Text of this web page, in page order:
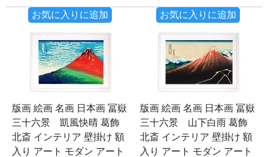
お気に入りに追加 お気に入りに追加
版画 絵画 名画 日本画 冨嶽
三十六景 凱風快晴 葛飾
北斎 インテリア 壁掛け 額
入り アート モダン アート
版画 絵画 名画 日本画 冨嶽
三十六景 山下白雨 葛飾
北斎 インテリア 壁掛け 額
入り アート モダン アート